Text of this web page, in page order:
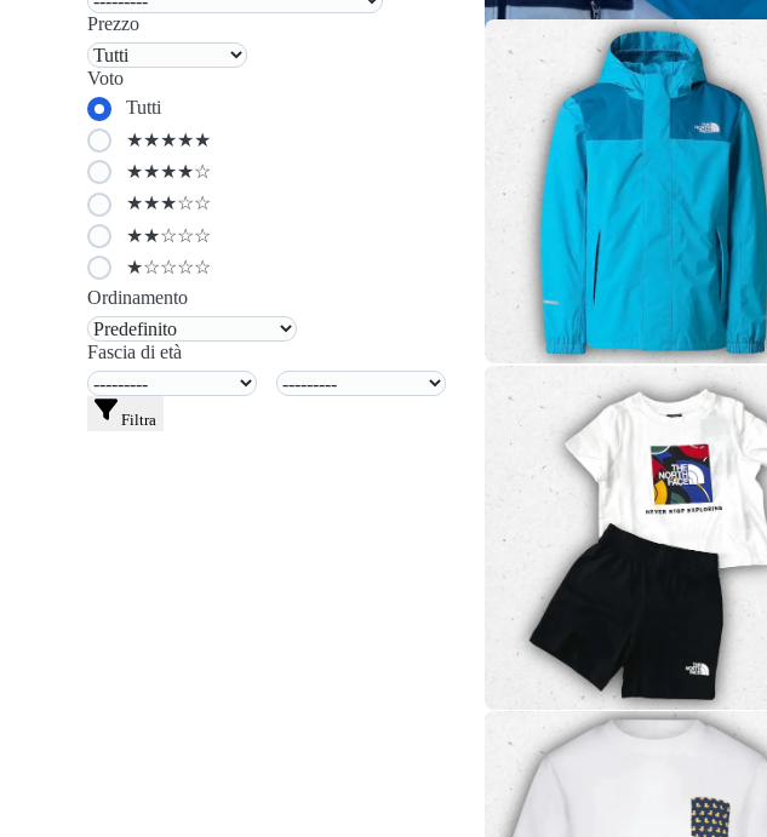
Prezzo
Voto
Tutti
★★★★★
★★★★☆
★★★☆☆
★★☆☆☆
★☆☆☆☆
Ordinamento
Fascia di età
Filtra